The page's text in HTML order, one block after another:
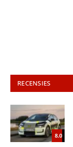
RECENSIES
8.0